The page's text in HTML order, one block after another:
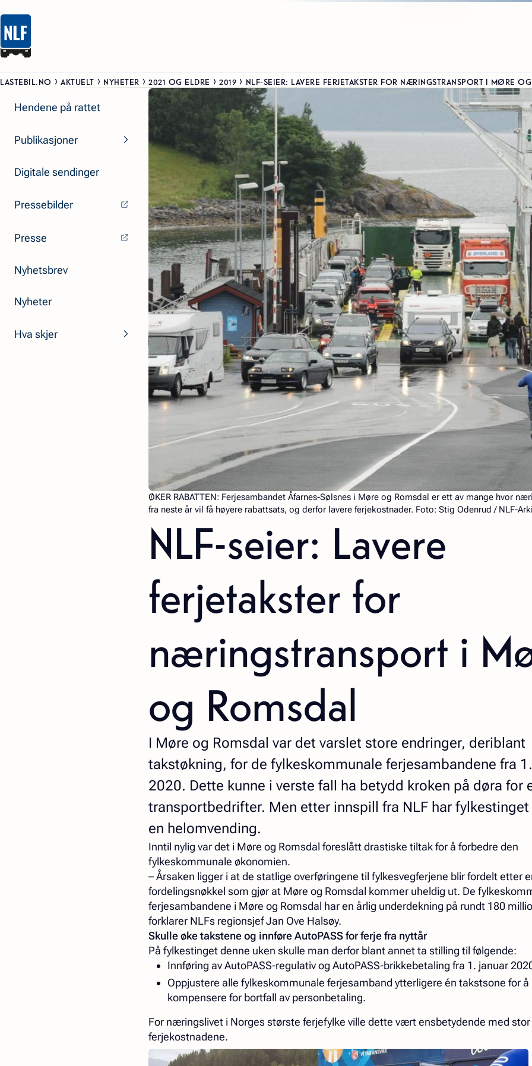
LASTEBIL.NO AKTUELT NYHETER 2021 OG ELDRE 2019 NLF-SEIER: LAVERE FERJETAKSTER FOR NÆRINGSTRANSPORT I MØRE
Hendene på rattet
Publikasjoner
Digitale sendinger
Pressebilder
Presse
Nyhetsbrev
Nyheter
Hva skjer
ØKER RABATTEN: Ferjesambandet Åfarnes-Sølsnes i Møre og Romsdal er ett av mange hvor
fra neste år vil få høyere rabattsats, og derfor lavere ferjekostnader. Foto: Stig Odenrud / NLF-
NLF-seier: Lavere
ferjetakster for
næringstransport i
og Romsdal
I Møre og Romsdal var det varslet store endringer, deriblant
takstøkning, for de fylkeskommunale ferjesambandene fra
2020. Dette kunne i verste fall ha betydd kroken på døra for
transportbedrifter. Men etter innspill fra NLF har
en helomvending.
Inntil nylig var det i Møre og Romsdal foreslått drastiske tiltak for å forbedre den
fylkeskommunale økonomien.
– Årsaken ligger i at de statlige overføringene til fylkesvegferjene blir fordelt etter
fordelingsnøkkel som gjør at Møre og Romsdal kommer uheldig ut. De
ferjesambandene i Møre og Romsdal har en årlig underdekning på rundt 180
forklarer NLFs regionsjef Jan Ove Halsøy.
Skulle øke takstene og innføre AutoPASS for ferje fra nyttår
På fylkestinget denne uken skulle man derfor blant annet ta stilling til følgende:
Innføring av AutoPASS-regulativ og AutoPASS-brikkebetaling fra 1. januar
Oppjustere alle fylkeskommunale ferjesamband ytterligere én takstsone for å
kompensere for bortfall av personbetaling.
For næringslivet i Norges største ferjefylke ville dette vært ensbetydende med stor
ferjekostnadene.